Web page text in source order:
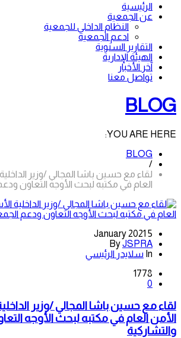
الرئيسية
عن الجمعية
النظام الداخلي للجمعية
ادعم الجمعية
التقارير السنوية
الهيئة الإدارية
آخر الأخبار
تواصل معنا
BLOG
YOU ARE HERE:
BLOG
/
لقاء مع حسين باشا المجالي /وزير
العام في مكتبه لبحث الأوجه التعاون
5 January 2021
ByJSPRA
In سلايدر الرئيسي
1778
0
لقاء مع حسين باشا المجالي /وزير
الأمن العام في مكتبه لبحث الأوجه
والتشاركية